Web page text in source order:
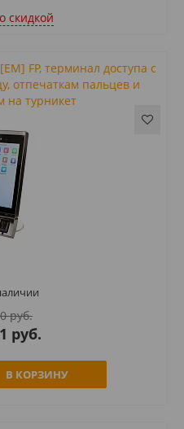
скидкой
FP, терминал доступа с
отпечаткам пальцев и
на турникет
руб.
руб.
В КОРЗИНУ